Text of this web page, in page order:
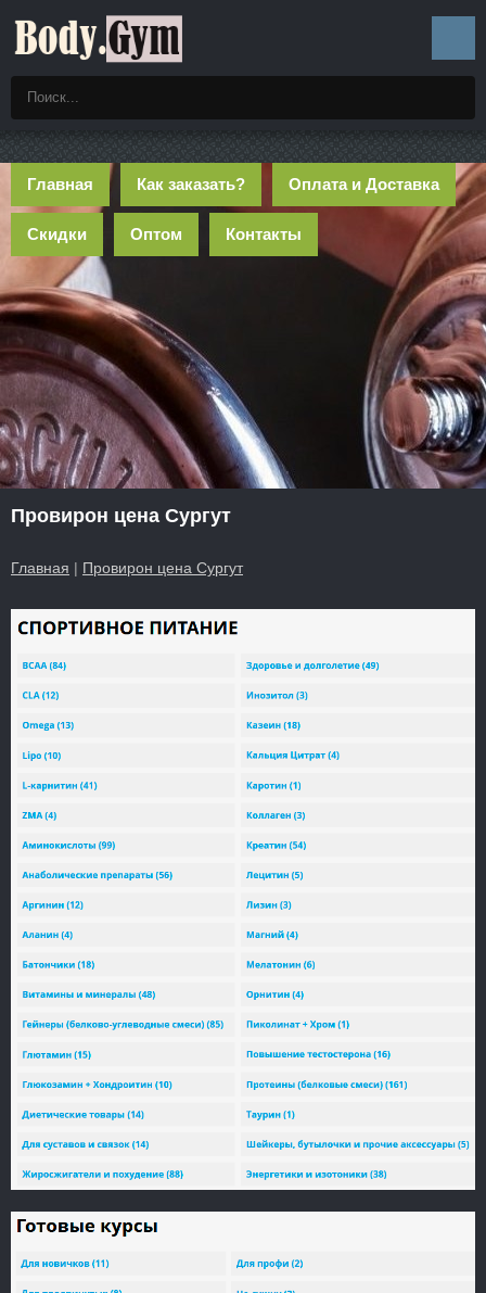
Главная Как заказать? Оплата и Доставка
Скидки Оптом Контакты
Провирон цена Сургут
Главная | Провирон цена Сургут